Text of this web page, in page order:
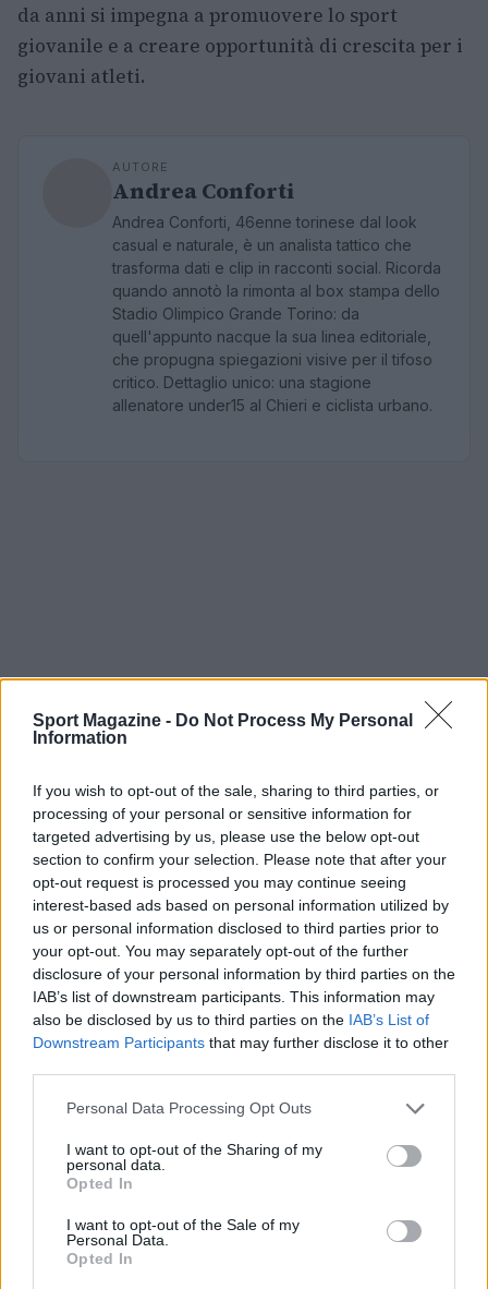
Sport Magazine - Do Not Process My Personal
Information
If you wish to opt-out of the sale, sharing to third parties, or
processing of your personal or sensitive information for
targeted advertising by us, please use the below opt-out
section to confirm your selection. Please note that after your
opt-out request is processed you may continue seeing
interest-based ads based on personal information utilized by
us or personal information disclosed to third parties prior to
your opt-out. You may separately opt-out of the further
disclosure of your personal information by third parties on the
IAB’s list of downstream participants. This information may
also be disclosed by us to third parties on the IAB’s List of
Downstream Participants that may further disclose it to other
Please note that this website/app uses one or more Google
not limited to your visit or usage behaviour. You may click to
grant or deny consent to Google and its third-party tags to
use your data for below specified purposes in below Google
consent section.
Personal Data Processing Opt Outs
I want to opt-out of the Sharing of my
personal data.
Opted In
I want to opt-out of the Sale of my
Personal Data.
Opted In
da anni si impegna a promuovere lo sport
giovanile e a creare opportunità di crescita per i
giovani atleti.
AUTORE
Andrea Conforti
Andrea Conforti, 46enne torinese dal look
casual e naturale, è un analista tattico che
trasforma dati e clip in racconti social. Ricorda
quando annotò la rimonta al box stampa dello
Stadio Olimpico Grande Torino: da
quell'appunto nacque la sua linea editoriale,
che propugna spiegazioni visive per il tifoso
critico. Dettaglio unico: una stagione
allenatore under15 al Chieri e ciclista urbano.
Continua a leggere
BASKET